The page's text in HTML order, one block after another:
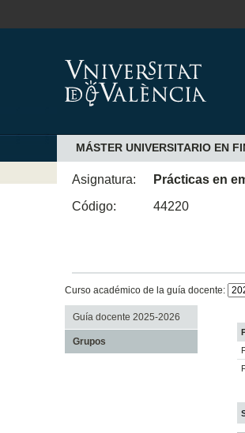
MÁSTER UNIVERSITARIO EN
Asignatura:
Prácticas en
Código:
44220
Curso académico de la guía docente:
Guía docente 2025-2026
Grupos